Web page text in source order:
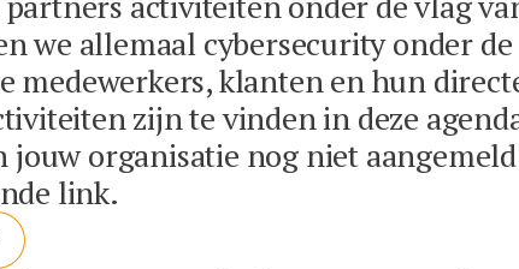
we allemaal cybersecurity onder de
medewerkers, klanten en hun
zijn te vinden in deze
jouw organisatie nog niet
link.